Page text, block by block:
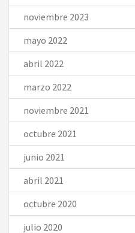
noviembre 2023
mayo 2022
abril 2022
marzo 2022
noviembre 2021
octubre 2021
junio 2021
abril 2021
octubre 2020
julio 2020